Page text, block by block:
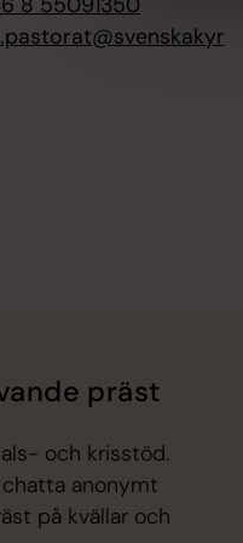
präst
och krisstöd.
anonymt
på kvällar och